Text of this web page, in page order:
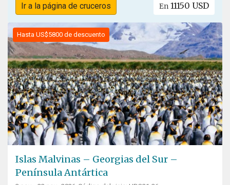
Ir a la página de cruceros En 11150 USD
Hasta US$5800 de descuento
Islas Malvinas – Georgias del Sur –
Península Antártica